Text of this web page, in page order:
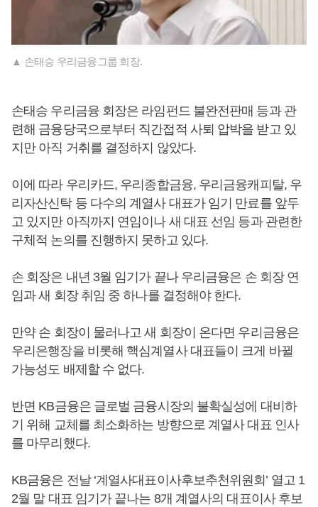
▲ 손태승 우리금융그룹 회장.
손태승 우리금융 회장은 라임펀드 불완전판매 등과 관
련해 금융당국으로부터 직간접적 사퇴 압박을 받고 있
지만 아직 거취를 결정하지 않았다.
이에 따라 우리카드, 우리종합금융, 우리금융캐피탈, 우
리자산신탁 등 다수의 계열사 대표가 임기 만료를 앞두
고 있지만 아직까지 연임이나 새 대표 선임 등과 관련한
구체적 논의를 진행하지 못하고 있다.
손 회장은 내년 3월 임기가 끝나 우리금융은 손 회장 연
임과 새 회장 취임 중 하나를 결정해야 한다.
만약 손 회장이 물러나고 새 회장이 온다면 우리금융은
우리은행장을 비롯해 핵심계열사 대표들이 크게 바뀔
가능성도 배제할 수 없다.
반면 KB금융은 글로벌 금융시장의 불확실성에 대비하
기 위해 교체를 최소화하는 방향으로 계열사 대표 인사
를 마무리했다.
KB금융은 전날 ‘계열사대표이사후보추천위원회’ 열고 1
2월 말 대표 임기가 끝나는 8개 계열사의 대표이사 후보